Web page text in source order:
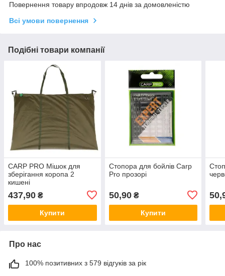
Повернення товару впродовж 14 днів за домовленістю
Всі умови повернення
Подібні товари компанії
CARP PRO Мішок для
зберігання коропа 2
кишені
437,90 ₴
Купити
Стопора для бойлів Carp
Pro прозорі
50,90₴
Купити
Про нас
100% позитивних з 579 відгуків за рік